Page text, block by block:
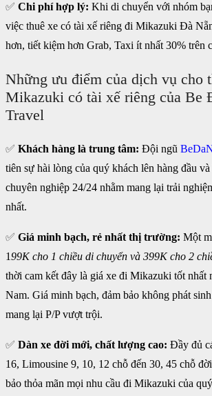
✅ Chi phí hợp lý: Khi di chuyển với nhóm
việc thuê xe có tài xế riêng đi Mikazuki Đà
hơn, tiết kiệm hơn Grab, Taxi ít nhất 30% trên
Những ưu điểm của dịch vụ cho
Mikazuki có tài xế riêng của Be
Travel
✅ Khách hàng là trung tâm: Đội ngũ
tiên sự hài lòng của quý khách lên hàng đầu
chuyên nghiệp 24/24 nhằm mang lại trải
nhất.
✅ Giá minh bạch, rẻ nhất thị trường: Một
199K cho 1 chiều di chuyển và 399K cho 2
thời cam kết đây là giá xe đi Mikazuki tốt nhất
Nam. Giá minh bạch, đảm bảo không phát
mang lại P/P vượt trội.
✅ Dàn xe đời mới, chất lượng cao: Đầy đủ
16, Limousine 9, 10, 12 chỗ đến 30, 45 chỗ
bảo thỏa mãn mọi nhu cầu đi Mikazuki của